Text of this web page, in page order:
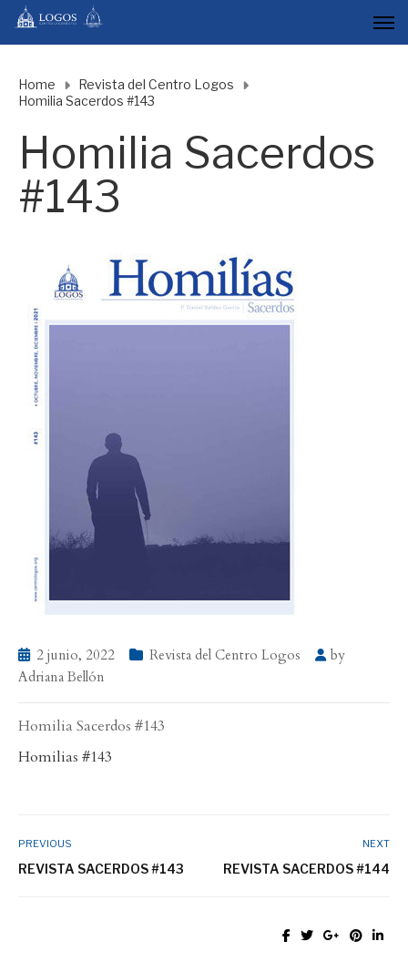
Home
Revista del Centro Logos
Homilia Sacerdos #143
Homilia Sacerdos
#143
2 junio, 2022 Revista del Centro Logos
by
Adriana Bellón
Homilia Sacerdos #143
Homilias #143
PREVIOUS
REVISTA SACERDOS #143
NEXT
REVISTA SACERDOS #144